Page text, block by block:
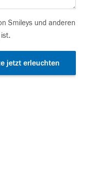
Smileys und anderen
jetzt erleuchten